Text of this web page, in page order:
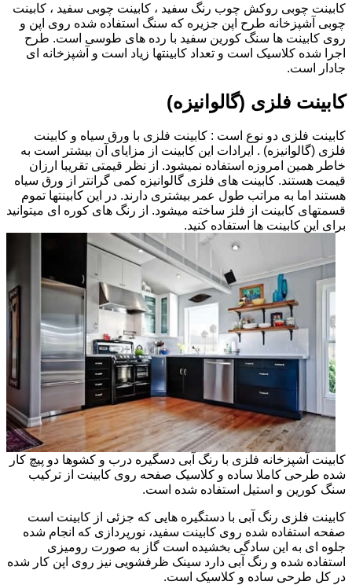
کابینت چوبی روکش چوب رنگ سفید ، کابینت چوبی سفید ، کابینت
چوبی آشپزخانه طرح اپن جزیره که سنگ استفاده شده روی اپن و
روی کابینت ها سنگ کورین سفید با رده های طوسی است. طرح
اجرا شده کلاسیک است و تعداد کابینتها زیاد است و آشپزخانه ای
جادار است.
کابینت فلزی (گالوانیزه)
کابینت فلزی دو نوع است : کابینت فلزی با ورق سیاه و کابینت
فلزی (گالوانیزه) . ایرادات این کابینت از مزایای آن بیشتر است به
خاطر همین امروزه استفاده نمیشود. از نظر قیمتی تقریبا ارزان
قیمت هستند. کابینت های فلزی گالوانیزه کمی گرانتر از ورق سیاه
هستند اما به مراتب طول عمر بیشتری دارند. در این کابینتها تموم
قسمتهای کابینت از فلز ساخته میشود. از رنگ های کوره ای میتوانید
برای این کابینت ها استفاده کنید.
کابینت آشپزخانه فلزی با رنگ آبی دسگیره درب و کشوها دو پیچ کار
شده طرحی کاملا ساده و کلاسیک صفحه روی کابینت از ترکیب
سنگ کورین و استیل استفاده شده است.
کابینت فلزی رنگ آبی با دستگیره هایی که جزئی از کابینت است
صفحه استفاده شده روی کابینت سفید، نورپردازی که انجام شده
جلوه ای به این سادگی بخشیده است گاز به صورت رومیزی
استفاده شده و رنگ آبی دارد سینک ظرفشویی نیز روی اپن کار شده
در کل طرحی ساده و کلاسیک است.